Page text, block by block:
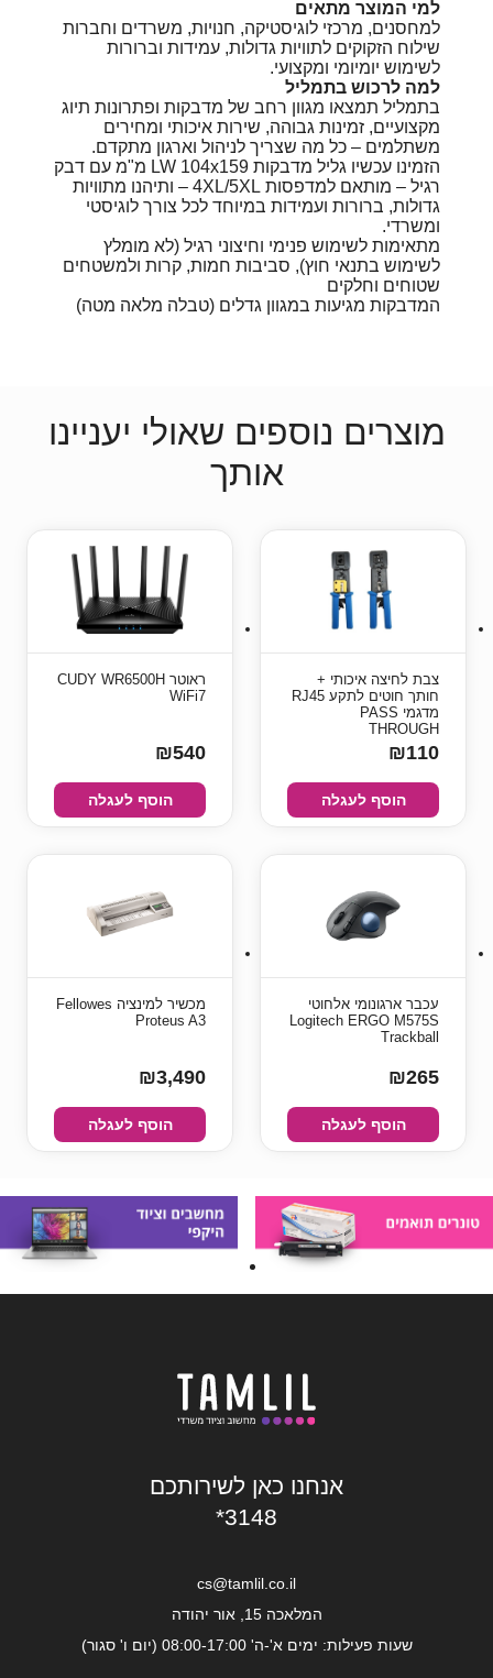
למי המוצר מתאים
למחסנים, מרכזי לוגיסטיקה, חנויות, משרדים וחברות
שילוח הזקוקים לתוויות גדולות, עמידות וברורות
לשימוש יומיומי ומקצועי.
למה לרכוש בתמליל
בתמליל תמצאו מגוון רחב של מדבקות ופתרונות תיוג
מקצועיים, זמינות גבוהה, שירות איכותי ומחירים
משתלמים – כל מה שצריך לניהול וארגון מתקדם.
הזמינו עכשיו גליל מדבקות LW 104x159 מ"מ עם דבק
רגיל – מותאם למדפסות 4XL/5XL – ותיהנו מתוויות
גדולות, ברורות ועמידות במיוחד לכל צורך לוגיסטי
ומשרדי.
מתאימות לשימוש פנימי וחיצוני רגיל (לא מומלץ
לשימוש בתנאי חוץ), סביבות חמות, קרות ולמשטחים
שטוחים וחלקים
המדבקות מגיעות במגוון גדלים (טבלה מלאה מטה)
מוצרים נוספים שאולי יעניינו
אותך
צבת לחיצה איכותי +
חותך חוטים לתקע RJ45
מדגמי PASS
THROUGH
₪110
הוסף לעגלה
‏ראוטר CUDY WR6500H
WiFi7
₪540
הוסף לעגלה
עכבר ארגונומי אלחוטי
Logitech ERGO M575S
Trackball
₪265
הוסף לעגלה
מכשיר למינציה Fellowes
Proteus A3
₪3,490
הוסף לעגלה
אנחנו כאן לשירותכם
*3148
cs@tamlil.co.il
המלאכה 15, אור יהודה
שעות פעילות: ימים א'-ה' 08:00-17:00 (יום ו' סגור)